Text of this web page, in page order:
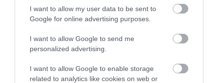
I want to allow my user data to be sent to
Google for online advertising purposes.
I want to allow Google to send me
personalized advertising.
I want to allow Google to enable storage
related to analytics like cookies on web or